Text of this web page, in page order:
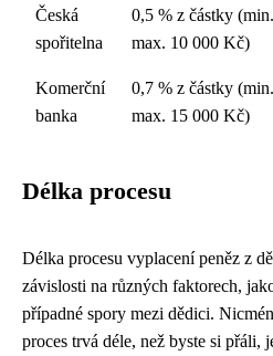
Česká
spořitelna
0,5 % z částky
max. 10 000 Kč)
Komerční
banka
0,7 % z částky
max. 15 000 Kč)
Délka procesu
Délka procesu vyplacení peněz z
závislosti na různých faktorech,
případné spory mezi dědici.
proces trvá déle, než byste si přáli,